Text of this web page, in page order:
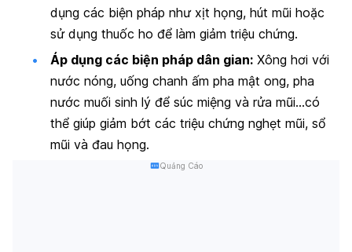
dụng các biện pháp như xịt họng, hút mũi hoặc
sử dụng thuốc ho để làm giảm triệu chứng.
Áp dụng các biện pháp dân gian: Xông hơi với
nước nóng, uống chanh ấm pha mật ong, pha
nước muối sinh lý để súc miệng và rửa mũi…có
thể giúp giảm bớt các triệu chứng nghẹt mũi, sổ
mũi và đau họng.
Quảng Cáo